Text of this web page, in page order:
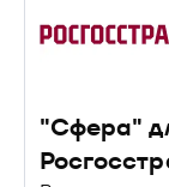
"Сфера"